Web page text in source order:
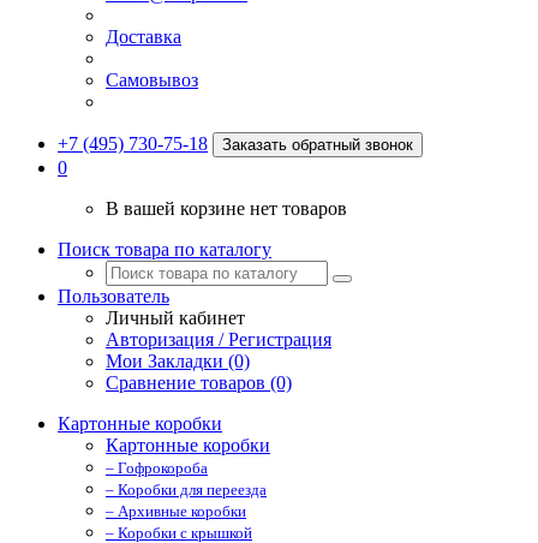
Доставка
Самовывоз
+7 (495) 730-75-18 Заказать обратный звонок
0
В вашей корзине нет товаров
Поиск товара по каталогу
Пользователь
Личный кабинет
Авторизация / Регистрация
Мои Закладки (0)
Сравнение товаров (0)
Картонные коробки
Картонные коробки
– Гофрокороба
– Коробки для переезда
– Архивные коробки
– Коробки с крышкой